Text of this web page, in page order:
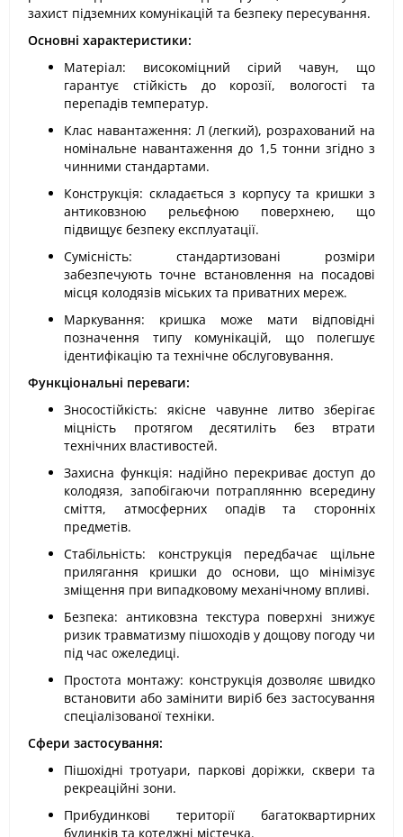
захист підземних комунікацій та безпеку пересування.
Основні характеристики:
Матеріал: високоміцний сірий чавун, що
гарантує стійкість до корозії, вологості та
перепадів температур.
Клас навантаження: Л (легкий), розрахований на
номінальне навантаження до 1,5 тонни згідно з
чинними стандартами.
Конструкція: складається з корпусу та кришки з
антиковзною рельєфною поверхнею, що
підвищує безпеку експлуатації.
Сумісність: стандартизовані розміри
забезпечують точне встановлення на посадові
місця колодязів міських та приватних мереж.
Маркування: кришка може мати відповідні
позначення типу комунікацій, що полегшує
ідентифікацію та технічне обслуговування.
Функціональні переваги:
Зносостійкість: якісне чавунне литво зберігає
міцність протягом десятиліть без втрати
технічних властивостей.
Захисна функція: надійно перекриває доступ до
колодязя, запобігаючи потраплянню всередину
сміття, атмосферних опадів та сторонніх
предметів.
Стабільність: конструкція передбачає щільне
прилягання кришки до основи, що мінімізує
зміщення при випадковому механічному впливі.
Безпека: антиковзна текстура поверхні знижує
ризик травматизму пішоходів у дощову погоду чи
під час ожеледиці.
Простота монтажу: конструкція дозволяє швидко
встановити або замінити виріб без застосування
спеціалізованої техніки.
Сфери застосування:
Пішохідні тротуари, паркові доріжки, сквери та
рекреаційні зони.
Прибудинкові території багатоквартирних
будинків та котеджні містечка.